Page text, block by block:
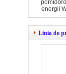
energii
Linia do